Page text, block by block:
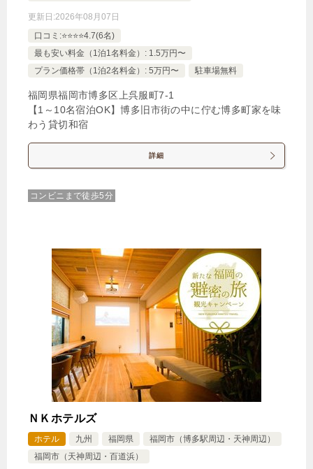
更新日:2026年08月07日
口コミ:⭐️⭐️⭐️⭐️4.7(6名)
最も安い料金（1泊1名料金）: 1.5万円〜
プラン価格帯（1泊2名料金）: 5万円〜
駐車場無料
福岡県福岡市博多区上呉服町7‐1
【1～10名宿泊OK】博多旧市街の中に佇む博多町家を味
わう貸切和宿
詳細
コンビニまで徒歩5分
ＮＫホテルズ
ホテル 九州 福岡県
福岡市（博多駅周辺・天神周辺）
福岡市（天神周辺・百道浜）